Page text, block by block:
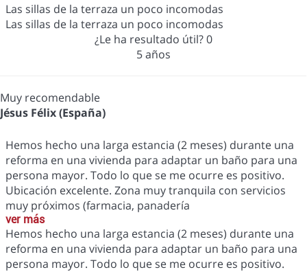
Las sillas de la terraza un poco incomodas
Las sillas de la terraza un poco incomodas
¿Le ha resultado útil?0
5 años
Muy recomendable
Jésus Félix (España)
Hemos hecho una larga estancia (2 meses) durante una
reforma en una vivienda para adaptar un baño para una
persona mayor. Todo lo que se me ocurre es positivo.
Ubicación excelente. Zona muy tranquila con servicios
muy próximos (farmacia, panadería
ver más
Hemos hecho una larga estancia (2 meses) durante una
reforma en una vivienda para adaptar un baño para una
persona mayor. Todo lo que se me ocurre es positivo.